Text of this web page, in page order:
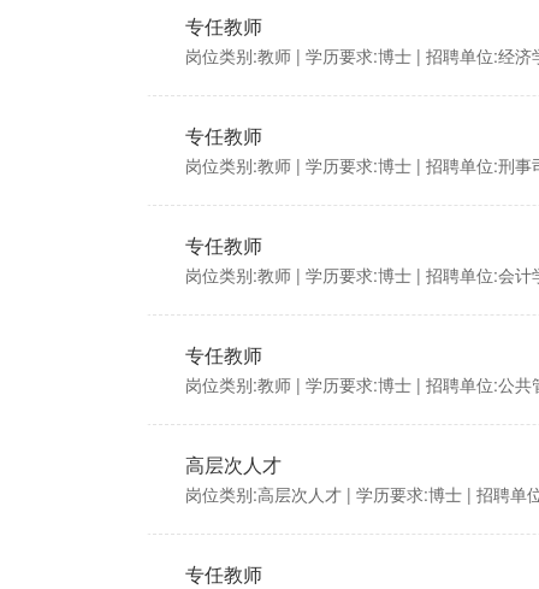
专任教师
岗位类别:教师 | 学历要求:博士 | 招聘单位:经济
专任教师
岗位类别:教师 | 学历要求:博士 | 招聘单位:刑事
专任教师
岗位类别:教师 | 学历要求:博士 | 招聘单位:会计
专任教师
岗位类别:教师 | 学历要求:博士 | 招聘单位:公共
高层次人才
岗位类别:高层次人才 | 学历要求:博士 | 招聘单
专任教师